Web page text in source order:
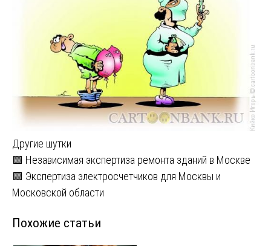
Другие шутки
Навигация
по
🟩 Независимая экспертиза ремонта зданий в Москве
🟩 Экспертиза электросчетчиков для Москвы и
Московской области
Похожие статьи